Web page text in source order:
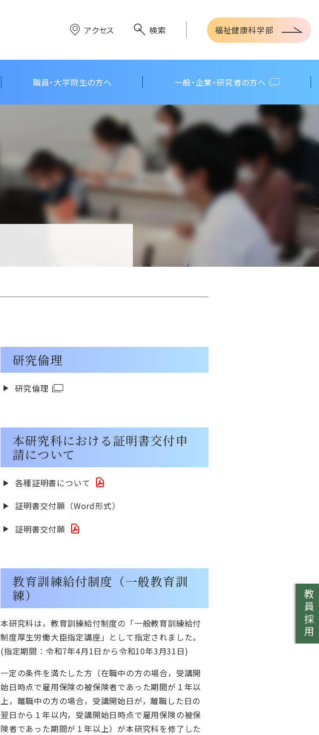
アクセス 検索 福祉健康科学部
職員・大学院生の方へ 一般・企業・研究者の方へ
研究倫理
研究倫理
本研究科における証明書交付申
請について
各種証明書について
証明書交付願（Word形式）
証明書交付願
教育訓練給付制度（一般教育訓
練）
本研究科は，教育訓練給付制度の「一般教育訓練給付
制度厚生労働大臣指定講座」として指定されました。
(指定期間：令和7年4月1日から令和10年3月31日)
一定の条件を満たした方（在職中の方の場合，受講開
始日時点で雇用保険の被保険者であった期間が１年以
上，離職中の方の場合，受講開始日が，離職した日の
翌日から１年以内，受講開始日時点で雇用保険の被保
険者であった期間が１年以上）が本研究科を修了した
教員採用